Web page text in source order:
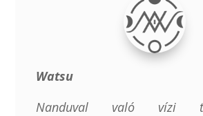
Watsu
Nanduval való vízi